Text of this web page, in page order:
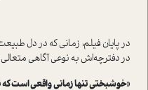
در پایان فیلم، زمانی که در دل
در دفترچه‌اش به نوعی آگاهی
«خوشبختی تنها زمانی واقعی است